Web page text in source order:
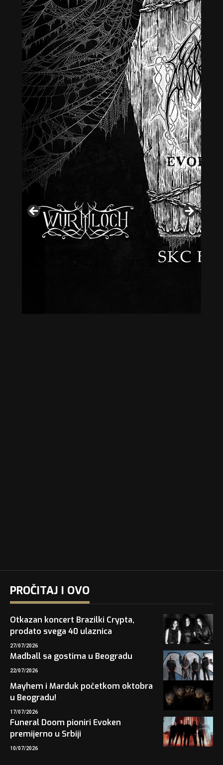
PROČITAJ I OVO
Otkazan koncert Brazilki Crypta,
prodato svega 40 ulaznica
27/07/2026
Madball sa gostima u Beogradu
22/07/2026
Mayhem i Marduk početkom oktobra
u Beogradu!
17/07/2026
Funeral Doom pioniri Evoken
premijerno u Srbiji
10/07/2026